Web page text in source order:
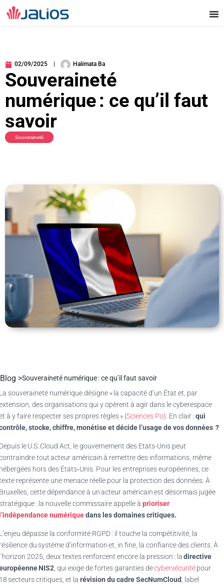
Aller
au
02/09/2025 Halimata Ba
Souveraineté
numérique : ce qu’il faut
savoir
Souveraineté
Blog >Souveraineté numérique : ce qu’il faut savoir
souveraineté numérique désigne « la capacité d’un État et, par
des organisations qui y opèrent à agir dans le cyberespace
à y faire respecter ses propres règles » (Sciences Po). En clair : qui
stocke, chiffre, monétise et décide l’usage de vos données ?
le U.S. Cloud Act, le gouvernement des Etats-Unis peut
tout acteur américain à remettre des informations, même
hors des États‑Unis. Pour les entreprises européennes, ce
représente une menace réelle pour la protection des données. À
cette dépendance à un acteur américain est désormais jugée
: la nouvelle commissaire appelle à prioriser
numériquedans les domaines critiques.
dépasse la conformité RGPD : il touche la compétitivité, la
du système d’information et, in fine, la confiance des clients. À
2025, deux textes renforcent encore la pression : ladirective
NIS2 , qui exige de fortes garanties decybersécuritépour
secteurs critiques, et la révision du cadre SecNumCloud , label